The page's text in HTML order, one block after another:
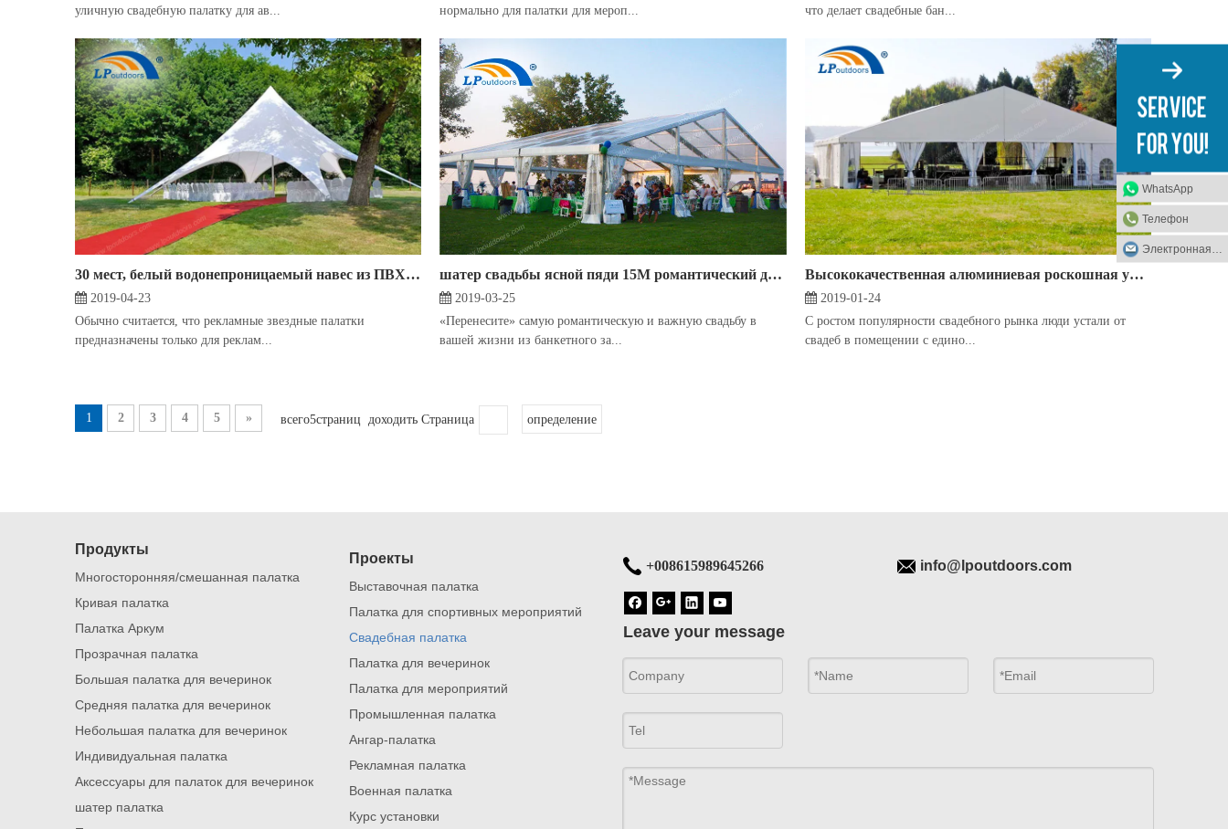
уличную свадебную палатку для ав...
нормально для палатки для мероп...
что делает свадебные бан...
30 мест, белый водонепроницаемый навес из ПВХ, открытый банкетный тент со звездами, палатка для свадебной вечеринки, может создать романтическую атмосферу
2019-04-23
Обычно считается, что рекламные звездные палатки
предназначены только для реклам...
шатер свадьбы ясной пяди 15М романтический для церемонии бракосочетания на открытом воздухе был установлен на траве
2019-03-25
«Перенесите» самую романтическую и важную свадьбу в
вашей жизни из банкетного за...
Высококачественная алюминиевая роскошная уличная свадебная палатка подходит для большинства фестивалей и мероприятий
2019-01-24
С ростом популярности свадебного рынка люди устали от
свадеб в помещении с едино...
1 2 3 4 5 » всего5страниц доходить Страница определение
Продукты
Многосторонняя/смешанная палатка
Кривая палатка
Палатка Аркум
Прозрачная палатка
Большая палатка для вечеринок
Средняя палатка для вечеринок
Небольшая палатка для вечеринок
Индивидуальная палатка
Аксессуары для палаток для вечеринок
шатер палатка
Проекты
Выставочная палатка
Палатка для спортивных мероприятий
Свадебная палатка
Палатка для вечеринок
Палатка для мероприятий
Промышленная палатка
Ангар-палатка
Рекламная палатка
Военная палатка
Курс установки
+008615989645266 info@lpoutdoors.com
Leave your message
WhatsApp
Телефон